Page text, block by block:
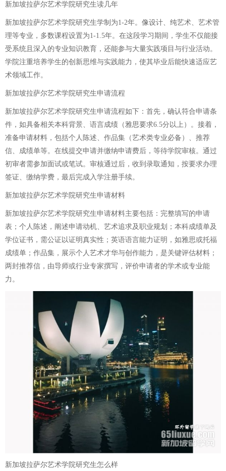
新加坡拉萨尔艺术学院研究生读几年
新加坡拉萨尔艺术学院研究生学制为1-2年。像设计、纯艺术、艺术管
理等专业，多数课程设置为1-1.5年。在这段学习期间，学生不仅能接
受系统且深入的专业知识教育，还能参与大量实践项目与行业活动。
学院注重培养学生的创新思维与实践能力，使其毕业后能快速适应艺
术领域工作。
新加坡拉萨尔艺术学院研究生申请流程
新加坡拉萨尔艺术学院研究生申请流程如下：首先，确认符合申请条
件，如具备相关本科背景、语言成绩（雅思要求6.5分以上）。接着，
准备申请材料，包括个人陈述、作品集（艺术类专业必备）、推荐
信、成绩单等。在线提交申请并缴纳申请费后，等待学院审核。通过
初审者需参加面试或笔试。审核通过后，收到录取通知，按要求办理
签证、缴纳学费，最后完成入学注册手续。
新加坡拉萨尔艺术学院研究生申请材料
新加坡拉萨尔艺术学院研究生申请材料主要包括：完整填写的申请
表；个人陈述，阐述申请动机、艺术追求及职业规划；本科成绩单及
学位证书，需公证以证明真实性；英语语言能力证明，如雅思或托福
成绩单；作品集，展示个人艺术才华与创作能力，是关键评估材料；
两封推荐信，由导师或行业专家撰写，评价申请者的学术或专业能
力。
新加坡拉萨尔艺术学院研究生怎么样